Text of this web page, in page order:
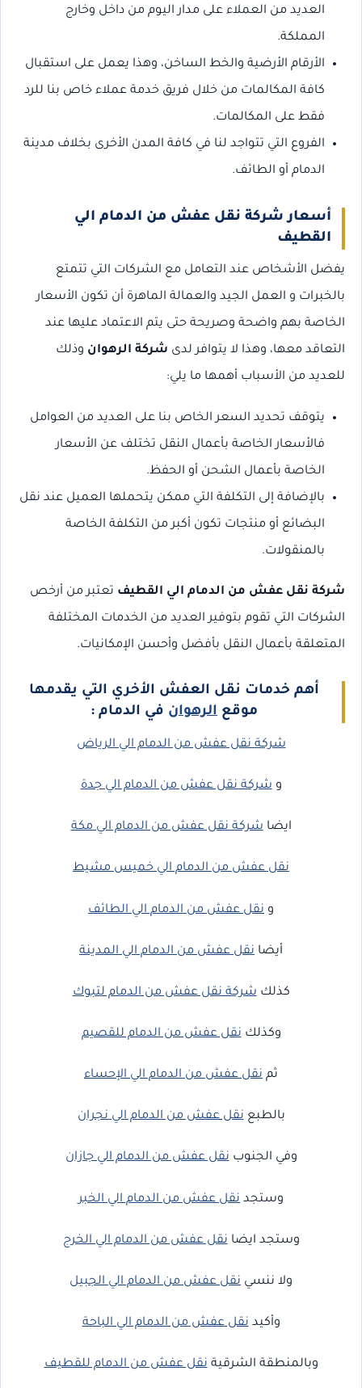
العديد من العملاء على مدار اليوم من داخل وخارج
المملكة.
الأرقام الأرضية والخط الساخن، وهذا يعمل على استقبال
كافة المكالمات من خلال فريق خدمة عملاء خاص بنا للرد
فقط على المكالمات.
الفروع التي تتواجد لنا في كافة المدن الأخرى بخلاف مدينة
الدمام أو الطائف.
أسعار شركة نقل عفش من الدمام الي
القطيف
يفضل الأشخاص عند التعامل مع الشركات التي تتمتع
بالخبرات و العمل الجيد والعمالة الماهرة أن تكون الأسعار
الخاصة بهم واضحة وصريحة حتى يتم الاعتماد عليها عند
التعاقد معها، وهذا لا يتوافر لدى شركة الرهوان وذلك
للعديد من الأسباب أهمها ما يلي:
يتوقف تحديد السعر الخاص بنا على العديد من العوامل
فالأسعار الخاصة بأعمال النقل تختلف عن الأسعار
الخاصة بأعمال الشحن أو الحفظ.
بالإضافة إلى التكلفة التي ممكن يتحملها العميل عند نقل
البضائع أو منتجات تكون أكبر من التكلفة الخاصة
بالمنقولات.
شركة نقل عفش من الدمام الي القطيف تعتبر من أرخص
الشركات التي تقوم بتوفير العديد من الخدمات المختلفة
المتعلقة بأعمال النقل بأفضل وأحسن الإمكانيات.
أهم خدمات نقل العفش الأخري التي يقدمها
موقع الرهوان في الدمام :
شركة نقل عفش من الدمام الي الرياض
وشركة نقل عفش من الدمام الي جدة
ايضاشركة نقل عفش من الدمام الي مكة
نقل عفش من الدمام الي خميس مشيط
و نقل عفش من الدمام الي الطائف
أيضا نقل عفش من الدمام الي المدينة
كذلكشركة نقل عفش من الدمام لتبوك
وكذلكنقل عفش من الدمام للقصيم
ثم نقل عفش من الدمام الي الإحساء
بالطبعنقل عفش من الدمام الي نجران
وفي الجنوبنقل عفش من الدمام الي جازان
وستجد نقل عفش من الدمام الي الخبر
وستجد ايضانقل عفش من الدمام الي الخرج
ولا ننسي نقل عفش من الدمام الي الجبيل
وأكيدنقل عفش من الدمام الي الباحة
وبالمنطقة الشرقيةنقل عفش من الدمام للقطيف